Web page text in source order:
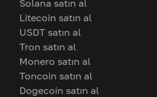
Solana satın al
Litecoin satın al
USDT satın al
Tron satın al
Monero satın al
Toncoin satın al
Dogecoin satın al